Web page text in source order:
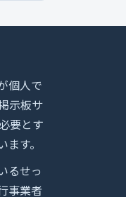
個人で
示板サ
要とす
す。
るせっ
事業者